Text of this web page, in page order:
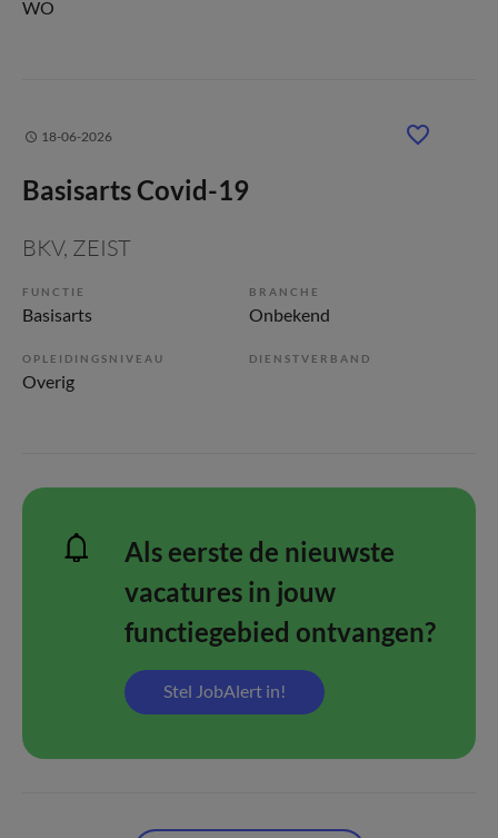
WO
18-06-2026
Basisarts Covid-19
BKV, ZEIST
FUNCTIE
Basisarts
BRANCHE
Onbekend
OPLEIDINGSNIVEAU
Overig
DIENSTVERBAND
Als eerste de nieuwste
vacatures in jouw
functiegebied ontvangen?
Stel JobAlert in!